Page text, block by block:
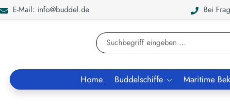
Zur Suche springen
E-Mail: info@buddel.de Bei
Home Buddelschiffe Maritime